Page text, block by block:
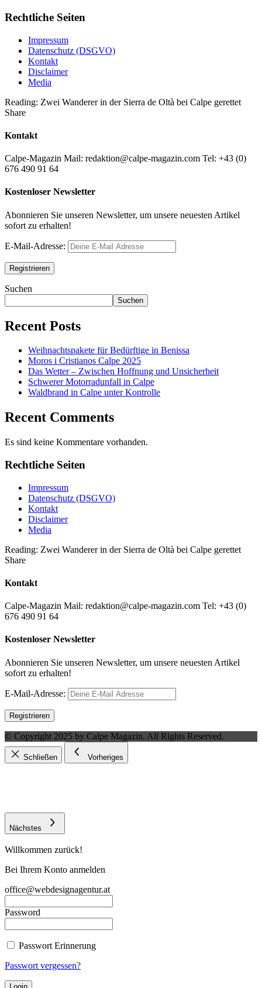
Rechtliche Seiten
Impressum
Datenschutz (DSGVO)
Kontakt
Disclaimer
Media
Reading: Zwei Wanderer in der Sierra de Oltà bei Calpe gerettet
Share
Kontakt
Calpe-Magazin Mail: redaktion@calpe-magazin.com Tel: +43 (0)
676 490 91 64
Kostenloser Newsletter
Abonnieren Sie unseren Newsletter, um unsere neuesten Artikel
sofort zu erhalten!
E-Mail-Adresse:
Suchen
Suchen
Recent Posts
Weihnachtspakete für Bedürftige in Benissa
Moros i Cristianos Calpe 2025
Das Wetter – Zwischen Hoffnung und Unsicherheit
Schwerer Motorradunfall in Calpe
Waldbrand in Calpe unter Kontrolle
Recent Comments
Es sind keine Kommentare vorhanden.
Rechtliche Seiten
Impressum
Datenschutz (DSGVO)
Kontakt
Disclaimer
Media
Reading: Zwei Wanderer in der Sierra de Oltà bei Calpe gerettet
Share
Kontakt
Calpe-Magazin Mail: redaktion@calpe-magazin.com Tel: +43 (0)
676 490 91 64
Kostenloser Newsletter
Abonnieren Sie unseren Newsletter, um unsere neuesten Artikel
sofort zu erhalten!
E-Mail-Adresse:
© Copyright 2025 by Calpe Magazin. All Rights Reserved.
Schließen Vorheriges
Nächstes
Willkommen zurück!
Bei Ihrem Konto anmelden
office@webdesignagentur.at
Password
Passwort Erinnerung
Passwort vergessen?